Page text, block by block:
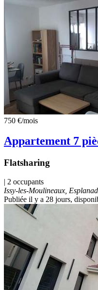
750 €/mois
Appartement 7
Flatsharing
| 2 occupants
Issy-les-Moulineaux,
Publiée il y a 28 jours,